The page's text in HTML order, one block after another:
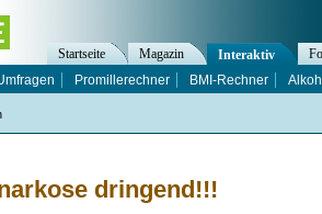
dringend!!!
Startseite Magazin Interaktiv
Promillerechner BMI-Rechner